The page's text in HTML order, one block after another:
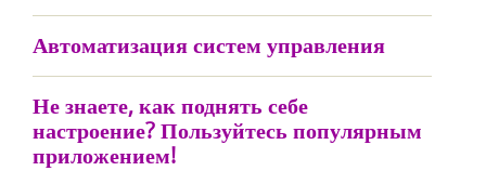
Автоматизация систем управления
Не знаете, как поднять себе
настроение? Пользуйтесь популярным
приложением!